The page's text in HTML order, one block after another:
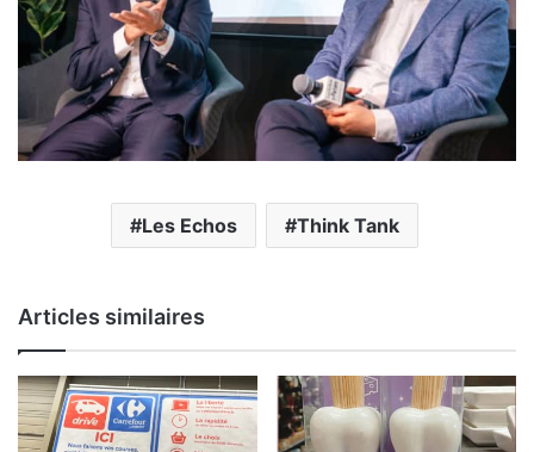
Les Echos Think Tank
Articles similaires